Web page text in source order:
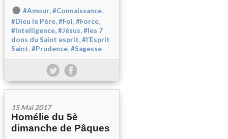
#Amour,#Connaissance,
#Dieu le Père,#Foi,#Force,
#Intelligence,#Jésus,#les 7
dons du Saint esprit,#l’Esprit
Saint,#Prudence,#Sagesse
15 Mai 2017
Homélie du 5è
dimanche de Pâques